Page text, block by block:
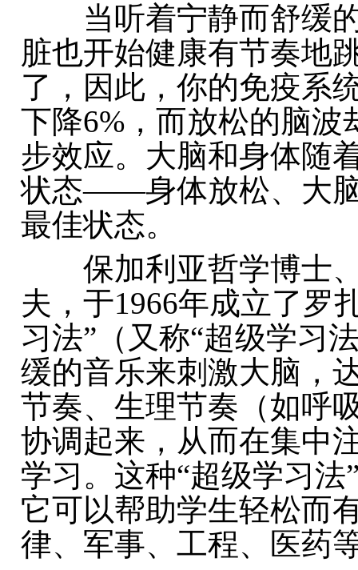
当听着宁静而舒缓的
脏也开始健康有节奏地
了，因此，你的免疫系
下降6%，而放松的脑波
步效应。大脑和身体随
状态——身体放松、大
最佳状态。
保加利亚哲学博士、
夫，于1966年成立了罗
习法”（又称“超级学习
缓的音乐来刺激大脑，
节奏、生理节奏（如呼
协调起来，从而在集中
学习。这种“超级学习
它可以帮助学生轻松而
律、军事、工程、医药